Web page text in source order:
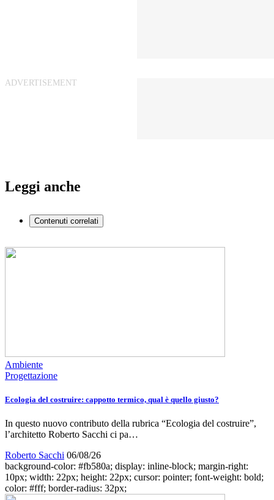
Leggi anche
Contenuti correlati
Ambiente
Progettazione
Ecologia del costruire: cappotto termico, qual è quello giusto?
In questo nuovo contributo della rubrica “Ecologia del costruire”,
l’architetto Roberto Sacchi ci pa…
Roberto Sacchi 06/08/26
background-color: #fb580a; display: inline-block; margin-right:
10px; width: 22px; height: 22px; cursor: pointer; font-weight: bold;
color: #fff; border-radius: 32px;